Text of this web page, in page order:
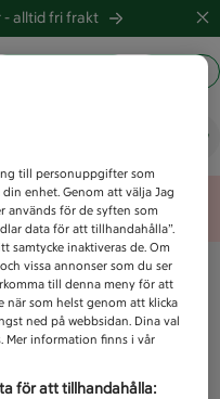
-alltid fri frakt
till personuppgifter som
enhet. Genom att välja Jag
används för de syften som
data för att tillhandahålla”.
samtycke inaktiveras de. Om
vissa annonser som du ser
till denna meny för att
när som helst genom att klicka
ned på webbsidan. Dina val
Mer information finns i vår
för att tillhandahålla: